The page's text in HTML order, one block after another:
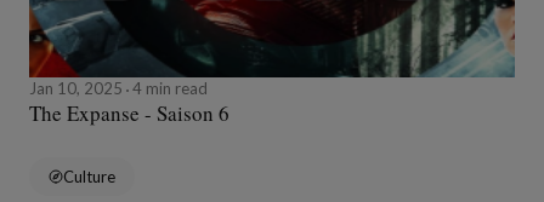
Jan 10, 2025 4 min read
The Expanse - Saison 6
Culture